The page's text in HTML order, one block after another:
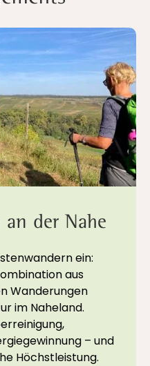
der Nahe
ein:
aus
Wanderungen
im Naheland.
– und
Höchstleistung.